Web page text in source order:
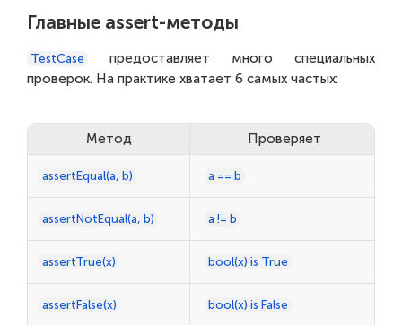
Главные assert-методы
TestCase
предоставляет много специальных
проверок. На практике хватает 6 самых частых:
Метод Проверяет
assertEqual(a, b) a == b
assertNotEqual(a, b) a != b
assertTrue(x) bool(x) is True
assertFalse(x) bool(x) is False